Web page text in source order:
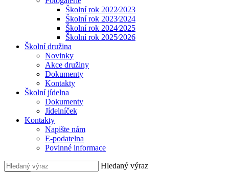
Školní rok 2022⁄2023
Školní rok 2023⁄2024
Školní rok 2024⁄2025
Školní rok 2025⁄2026
Školní družina
Novinky
Akce družiny
Dokumenty
Kontakty
Školní jídelna
Dokumenty
Jídelníček
Kontakty
Napište nám
E-podatelna
Povinné informace
Hledaný výraz